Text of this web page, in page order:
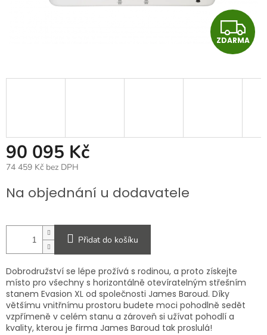
Z
D
A
ZDARMA
90 095 Kč
74 459 Kč bez DPH
cena:
Na objednání u dodavatele
Přidat do košíku
Dobrodružství se lépe prožívá s rodinou, a proto získejte
místo pro všechny s horizontálně otevíratelným střešním
stanem Evasion XL od společnosti James Baroud. Díky
většímu vnitřnímu prostoru budete moci pohodlně sedět
vzpřímeně v celém stanu a zároveň si užívat pohodlí a
kvality, kterou je firma James Baroud tak proslulá!